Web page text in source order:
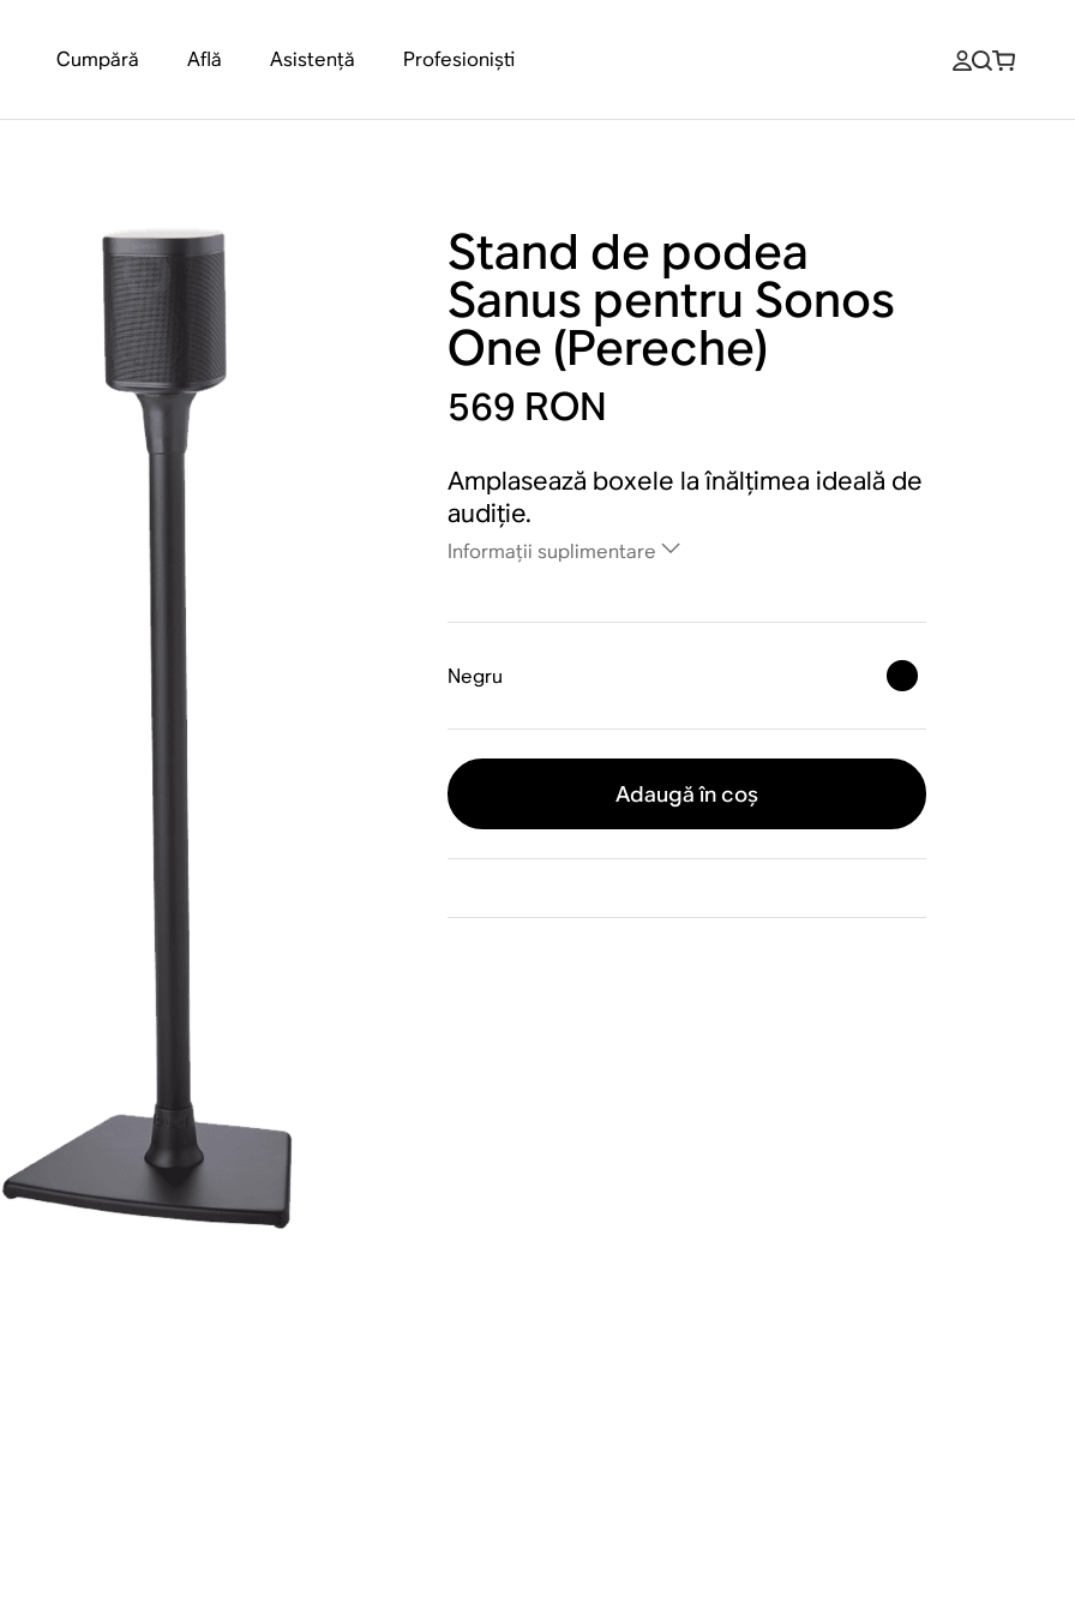
Cumpără Află Asistență Profesioniști
Stand de podea
Sanus pentru Sonos
One (Pereche)
569 RON
Amplasează boxele la înălțimea ideală de
audiție.
Informații suplimentare
Negru
Adaugă în coș